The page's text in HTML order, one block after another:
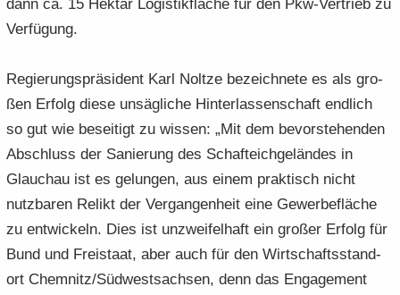
dann ca. 15 Hekt­ar Lo­gis­tik­flä­che für den Pkw-​Vertrieb zu
Ver­fü­gung.
Re­gie­rungs­prä­si­dent Karl Nolt­ze be­zeich­ne­te es als gro­
ßen Er­folg diese un­säg­li­che Hin­ter­las­sen­schaft end­lich
so gut wie be­sei­tigt zu wis­sen: „Mit dem be­vor­ste­hen­den
Ab­schluss der Sa­nie­rung des Schaf­teich­ge­län­des in
Glauch­au ist es ge­lun­gen, aus einem prak­tisch nicht
nutz­ba­ren Re­likt der Ver­gan­gen­heit eine Ge­wer­be­flä­che
zu ent­wi­ckeln. Dies ist un­zwei­fel­haft ein gro­ßer Er­folg für
Bund und Frei­staat, aber auch für den Wirt­schafts­stand­
ort Chem­nitz/Süd­west­sach­sen, denn das En­ga­ge­ment